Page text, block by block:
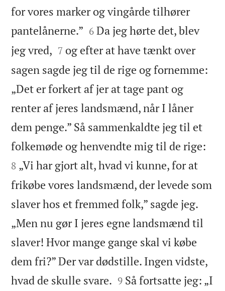
for vores marker og vingårde tilhører
pantelånerne.” 

6 Da jeg hørte det, blev
jeg vred, 

7 og efter at have tænkt over
sagen sagde jeg til de rige og fornemme:
„Det er forkert af jer at tage pant og
renter af jeres landsmænd, når I låner
dem penge.” Så sammenkaldte jeg til et
folkemøde og henvendte mig til de rige:
8 „Vi har gjort alt, hvad vi kunne, for at
frikøbe vores landsmænd, der levede som
slaver hos et fremmed folk,” sagde jeg.
„Men nu gør I jeres egne landsmænd til
slaver! Hvor mange gange skal vi købe
dem fri?” Der var dødstille. Ingen vidste,
hvad de skulle svare. 

9 Så fortsatte jeg: „I